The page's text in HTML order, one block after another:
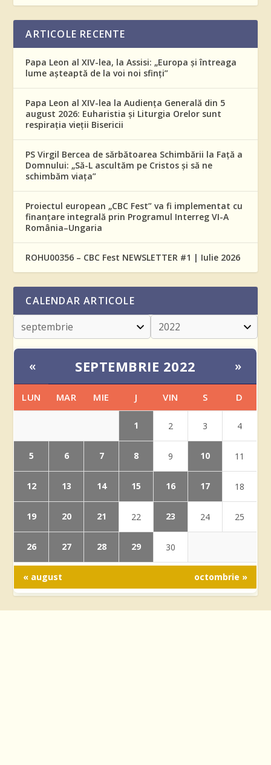
ARTICOLE RECENTE
Papa Leon al XIV-lea, la Assisi: „Europa și întreaga
lume așteaptă de la voi noi sfinți”
Papa Leon al XIV-lea la Audiența Generală din 5
august 2026: Euharistia și Liturgia Orelor sunt
respirația vieții Bisericii
PS Virgil Bercea de sărbătoarea Schimbării la Față a
Domnului: „Să-L ascultăm pe Cristos și să ne
schimbăm viața”
Proiectul european „CBC Fest” va fi implementat cu
finanțare integrală prin Programul Interreg VI-A
România–Ungaria
ROHU00356 – CBC Fest NEWSLETTER #1 | Iulie 2026
CALENDAR ARTICOLE
« SEPTEMBRIE 2022 »
LUN MAR MIE J VIN S D
1 2 3 4
5 6 7 8 9 10 11
12 13 14 15 16 17 18
19 20 21 22 23 24 25
26 27 28 29 30
« august octombrie »